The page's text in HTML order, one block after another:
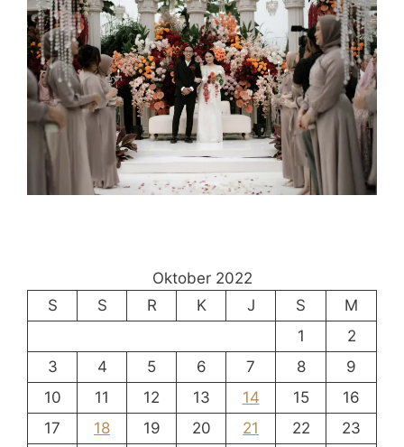
Oktober 2022
S
S R K J S
M
1
2
3
4 5 6 7 8
9
10
11 12 13 14 15
16
17
18 19 20 21 22
23